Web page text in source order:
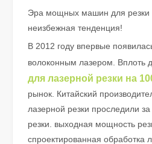
Эра мощных машин для резки
неизбежная тенденция!
В 2012 году впервые
волоконным лазером. Вплоть
для лазерной резки на
рынок. Китайский
лазерной резки проследили
резки. выходная мощность
спроектированная обработка